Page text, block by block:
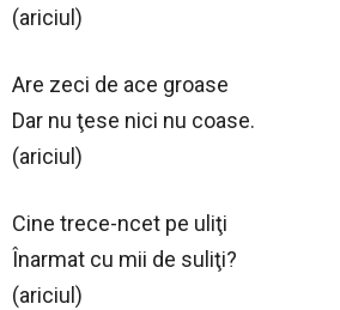
(ariciul)
Are zeci de ace groase
Dar nu ţese nici nu coase.
(ariciul)
Cine trece-ncet pe uliţi
Înarmat cu mii de suliţi?
(ariciul)